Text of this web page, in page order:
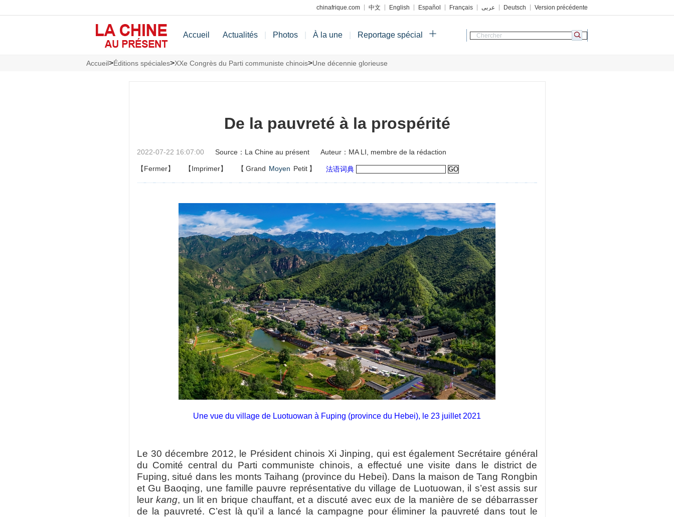
chinafrique.com 中文 English Español Français عربي Deutsch Version précédente
Accueil Actualités Photos À la une Reportage spécial
Accueil>Éditions spéciales>XXe Congrès du Parti communiste chinois>Une décennie glorieuse
De la pauvreté à la prospérité
2022-07-22 16:07:00 Source：La Chine au présent Auteur：MA LI, membre de la rédaction
【Fermer】 【Imprimer】 【 Grand Moyen Petit 】 法语词典
Une vue du village de Luotuowan à Fuping (province du Hebei), le 23 juillet 2021
Le 30 décembre 2012, le Président chinois Xi Jinping, qui est également Secrétaire général
du Comité central du Parti communiste chinois, a effectué une visite dans le district de
Fuping, situé dans les monts Taihang (province du Hebei). Dans la maison de Tang Rongbin
et Gu Baoqing, une famille pauvre représentative du village de Luotuowan, il s’est assis sur
leur kang, un lit en brique chauffant, et a discuté avec eux de la manière de se débarrasser
de la pauvreté. C’est là qu’il a lancé la campagne pour éliminer la pauvreté dans tout le